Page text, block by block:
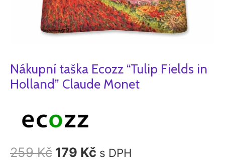
Nákupní taška Ecozz “Tulip Fields in
Holland” Claude Monet
259Kč 179 Kč s DPH